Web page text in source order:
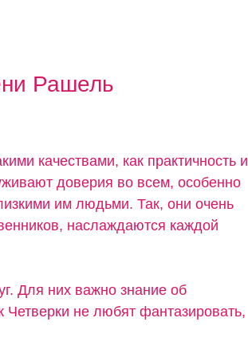
Рашель
качествами, как практичность и
доверия во всем, особенно
им людьми. Так, они очень
наслаждаются каждой
Для них важно знание об
Четверки не любят фантазировать,